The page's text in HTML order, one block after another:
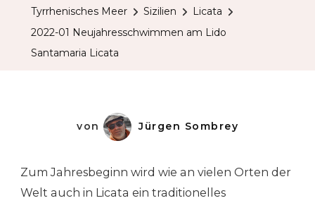
Tyrrhenisches Meer
Sizilien
Licata
2022-01 Neujahresschwimmen am Lido
Santamaria Licata
von Jürgen Sombrey
Zum Jahresbeginn wird wie an vielen Orten der
Welt auch in Licata ein traditionelles